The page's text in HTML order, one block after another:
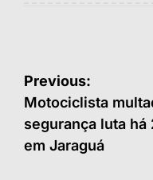
Navegação
de
Post
Previous:
Motociclista
segurança luta há
em Jaraguá